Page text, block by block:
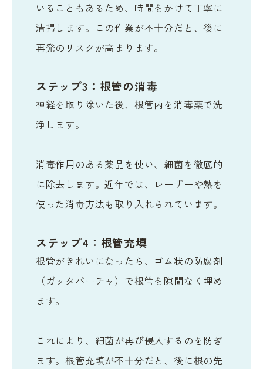
いることもあるため、時間をかけて丁寧に
清掃します。この作業が不十分だと、後に
再発のリスクが高まります。
ステップ3：根管の消毒
神経を取り除いた後、根管内を消毒薬で洗
浄します。
消毒作用のある薬品を使い、細菌を徹底的
に除去します。近年では、レーザーや熱を
使った消毒方法も取り入れられています。
ステップ4：根管充填
根管がきれいになったら、ゴム状の防腐剤
（ガッタパーチャ）で根管を隙間なく埋め
ます。
これにより、細菌が再び侵入するのを防ぎ
ます。根管充填が不十分だと、後に根の先